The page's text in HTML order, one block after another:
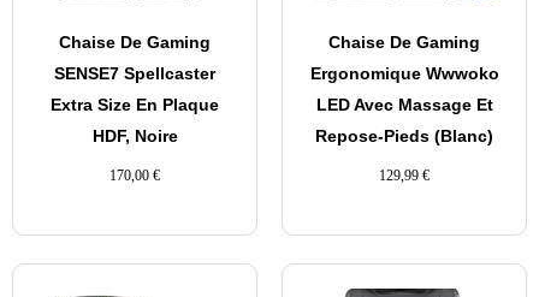
Chaise De Gaming
SENSE7 Spellcaster
Extra Size En Plaque
HDF, Noire
170,00 €
Chaise De Gaming
Ergonomique Wwwoko
LED Avec Massage Et
Repose-Pieds (Blanc)
129,99 €